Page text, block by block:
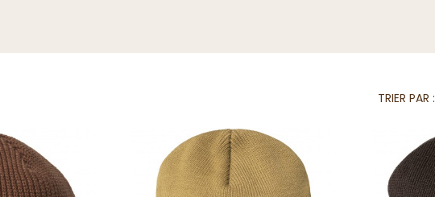
TRIER PAR :